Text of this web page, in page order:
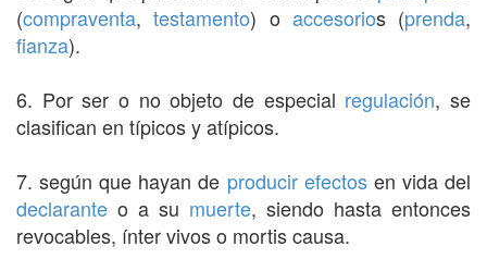
(compraventa,testamento) o accesorios (prenda,
fianza).
6. Por ser o no objeto de especial regulación, se
clasifican en típicos y atípicos.
7. según que hayan de producir efectosen vida del
declarante o a su muerte, siendo hasta entonces
revocables, ínter vivos o mortis causa.